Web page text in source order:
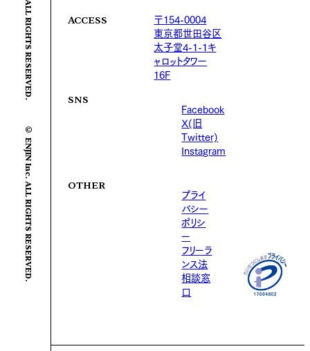
© ENJIN Inc. ALL RIGHTS RESERVED.
ACCESS
〒154-0004
東京都世田谷区
太子堂4-1-1キ
ャロットタワー
16F
SNS
Facebook
X(旧
Twitter)
Instagram
OTHER
プライ
バシー
ポリシ
ー
フリーラ
ンス法
相談窓
口